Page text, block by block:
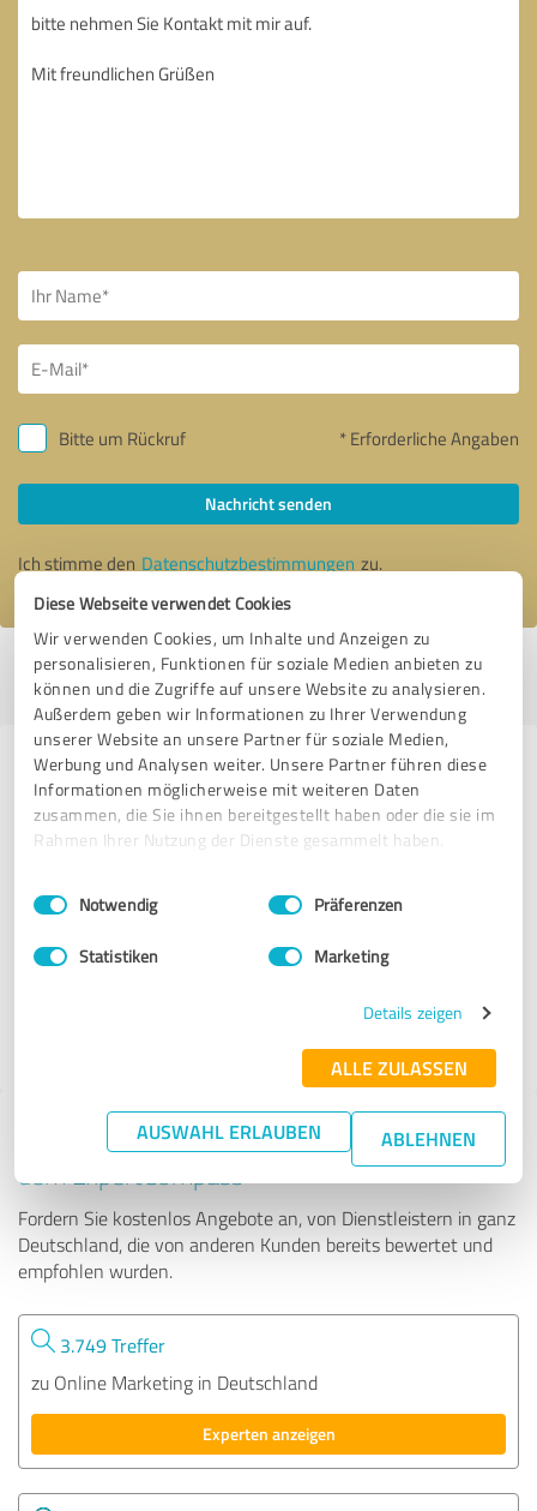
Diese Webseite verwendet Cookies
Wir verwenden Cookies, um Inhalte und Anzeigen zu
personalisieren, Funktionen für soziale Medien anbieten zu
können und die Zugriffe auf unsere Website zu analysieren.
Außerdem geben wir Informationen zu Ihrer Verwendung
unserer Website an unsere Partner für soziale Medien,
Werbung und Analysen weiter. Unsere Partner führen diese
Informationen möglicherweise mit weiteren Daten
zusammen, die Sie ihnen bereitgestellt haben oder die sie im
Rahmen Ihrer Nutzung der Dienste gesammelt haben.
Impressum Datenschutzbestimmungen
Einwilligungsauswahl
Notwendig Präferenzen
Statistiken Marketing
Details zeigen
ALLE ZULASSEN
AUSWAHL ERLAUBEN ABLEHNEN
Bitte um Rückruf * Erforderliche Angaben
Nachricht senden
Ich stimme den Datenschutzbestimmungen zu.
Profil aktiv seit 09.09.2021 |Letzte Aktualisierung: 28.07.2026|Profil
melden
Erfahrungen zu weiteren
Anbietern aus dem Bereich Online
Marketing
OMERGY GmbH
Tipp: Die passenden Experten finden - mit
dem ExpertCompass
Fordern Sie kostenlos Angebote an, von Dienstleistern in ganz
Deutschland, die von anderen Kunden bereits bewertet und
empfohlen wurden.
3.749 Treffer
zu Online Marketing in Deutschland
Experten anzeigen